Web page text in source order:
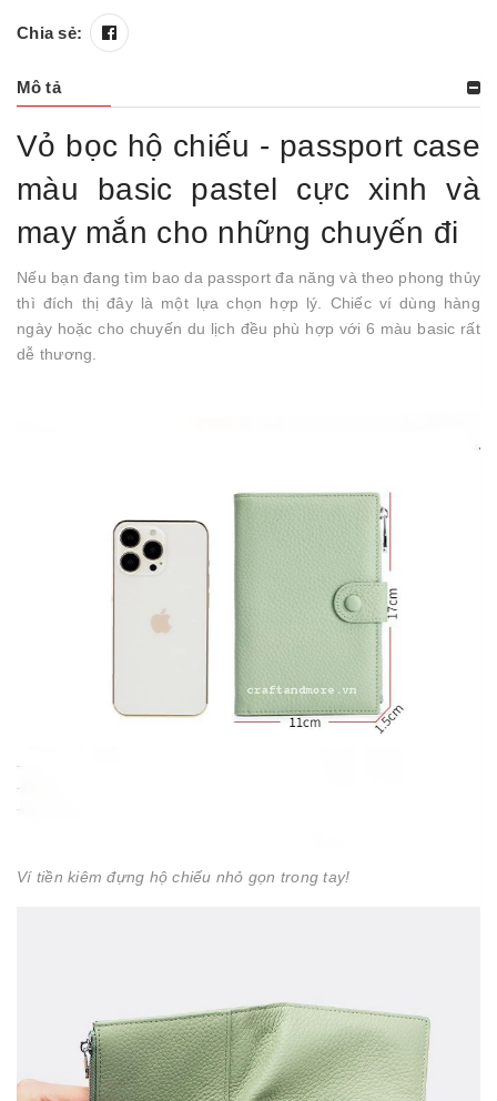
Chia sẻ:
Mô tả
Vỏ bọc hộ chiếu - passport case
màu basic pastel cực xinh và
may mắn cho những chuyến đi
Nếu bạn đang tìm bao da passport đa năng và theo phong thủy
thì đích thị đây là một lựa chọn hợp lý. Chiếc ví dùng hàng
ngày hoặc cho chuyến du lịch đều phù hợp với 6 màu basic rất
dễ thương.
Ví tiền kiêm đựng hộ chiếu nhỏ gọn trong tay!